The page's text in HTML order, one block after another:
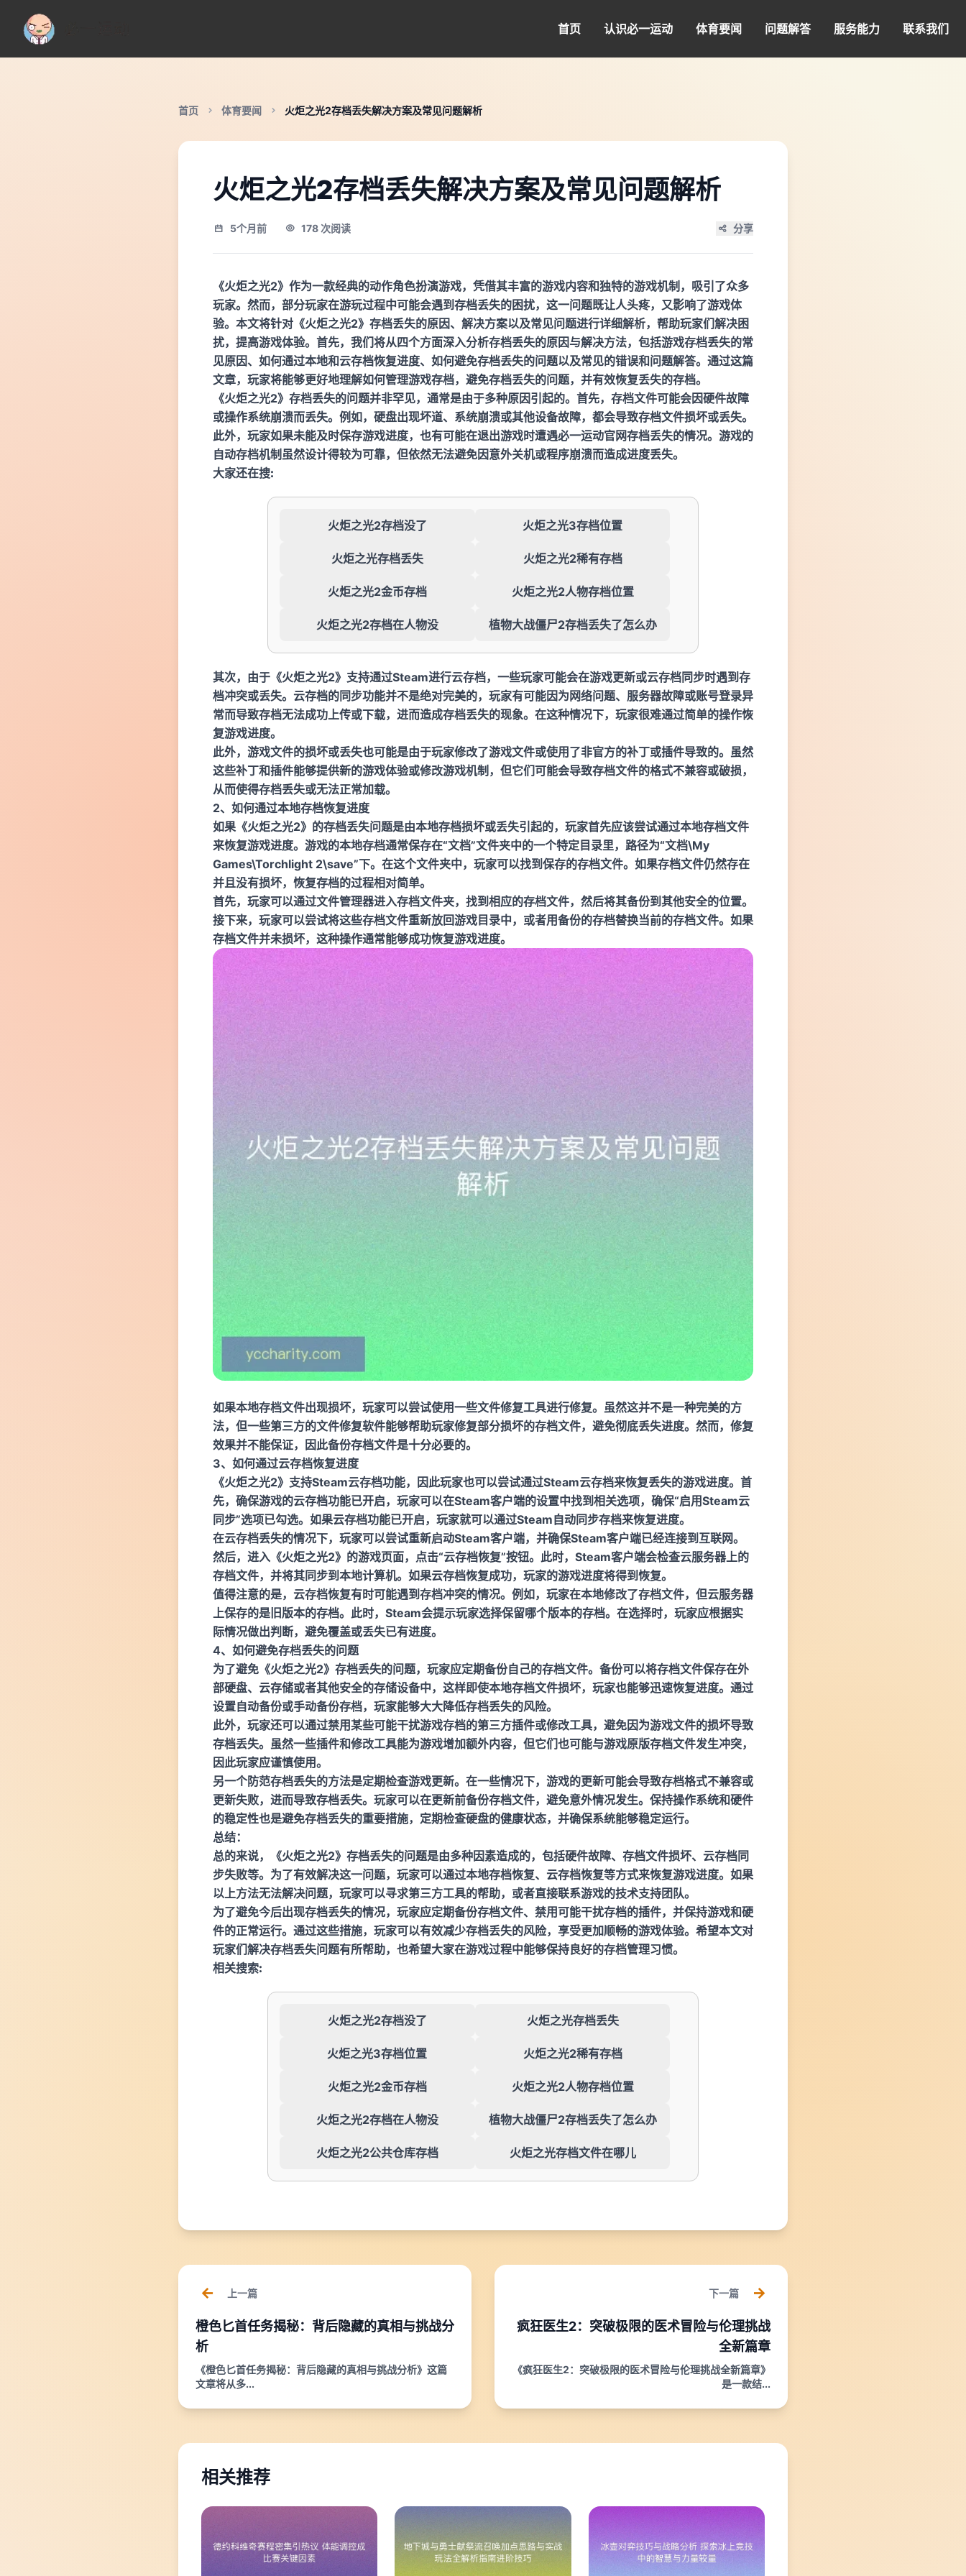
首页 认识必一运动 体育要闻 问题解答 服务能力 联系我们
首页 体育要闻 火炬之光2存档丢失解决方案及常见问题解析
火炬之光2存档丢失解决方案及常见问题解析
5个月前 178 次阅读 分享
《火炬之光2》作为一款经典的动作角色扮演游戏，凭借其丰富的游戏内容和独特的游戏机制，吸引了众多
玩家。然而，部分玩家在游玩过程中可能会遇到存档丢失的困扰，这一问题既让人头疼，又影响了游戏体
验。本文将针对《火炬之光2》存档丢失的原因、解决方案以及常见问题进行详细解析，帮助玩家们解决困
扰，提高游戏体验。首先，我们将从四个方面深入分析存档丢失的原因与解决方法，包括游戏存档丢失的常
见原因、如何通过本地和云存档恢复进度、如何避免存档丢失的问题以及常见的错误和问题解答。通过这篇
文章，玩家将能够更好地理解如何管理游戏存档，避免存档丢失的问题，并有效恢复丢失的存档。
《火炬之光2》存档丢失的问题并非罕见，通常是由于多种原因引起的。首先，存档文件可能会因硬件故障
或操作系统崩溃而丢失。例如，硬盘出现坏道、系统崩溃或其他设备故障，都会导致存档文件损坏或丢失。
此外，玩家如果未能及时保存游戏进度，也有可能在退出游戏时遭遇必一运动官网存档丢失的情况。游戏的
自动存档机制虽然设计得较为可靠，但依然无法避免因意外关机或程序崩溃而造成进度丢失。
大家还在搜:
火炬之光2存档没了 火炬之光3存档位置
火炬之光存档丢失 火炬之光2稀有存档
火炬之光2金币存档 火炬之光2人物存档位置
火炬之光2存档在人物没 植物大战僵尸2存档丢失了怎么办
其次，由于《火炬之光2》支持通过Steam进行云存档，一些玩家可能会在游戏更新或云存档同步时遇到存
档冲突或丢失。云存档的同步功能并不是绝对完美的，玩家有可能因为网络问题、服务器故障或账号登录异
常而导致存档无法成功上传或下载，进而造成存档丢失的现象。在这种情况下，玩家很难通过简单的操作恢
复游戏进度。
此外，游戏文件的损坏或丢失也可能是由于玩家修改了游戏文件或使用了非官方的补丁或插件导致的。虽然
这些补丁和插件能够提供新的游戏体验或修改游戏机制，但它们可能会导致存档文件的格式不兼容或破损，
从而使得存档丢失或无法正常加载。
2、如何通过本地存档恢复进度
如果《火炬之光2》的存档丢失问题是由本地存档损坏或丢失引起的，玩家首先应该尝试通过本地存档文件
来恢复游戏进度。游戏的本地存档通常保存在“文档”文件夹中的一个特定目录里，路径为“文档\My
Games\Torchlight 2\save”下。在这个文件夹中，玩家可以找到保存的存档文件。如果存档文件仍然存在
并且没有损坏，恢复存档的过程相对简单。
首先，玩家可以通过文件管理器进入存档文件夹，找到相应的存档文件，然后将其备份到其他安全的位置。
接下来，玩家可以尝试将这些存档文件重新放回游戏目录中，或者用备份的存档替换当前的存档文件。如果
存档文件并未损坏，这种操作通常能够成功恢复游戏进度。
如果本地存档文件出现损坏，玩家可以尝试使用一些文件修复工具进行修复。虽然这并不是一种完美的方
法，但一些第三方的文件修复软件能够帮助玩家修复部分损坏的存档文件，避免彻底丢失进度。然而，修复
效果并不能保证，因此备份存档文件是十分必要的。
3、如何通过云存档恢复进度
《火炬之光2》支持Steam云存档功能，因此玩家也可以尝试通过Steam云存档来恢复丢失的游戏进度。首
先，确保游戏的云存档功能已开启，玩家可以在Steam客户端的设置中找到相关选项，确保“启用Steam云
同步”选项已勾选。如果云存档功能已开启，玩家就可以通过Steam自动同步存档来恢复进度。
在云存档丢失的情况下，玩家可以尝试重新启动Steam客户端，并确保Steam客户端已经连接到互联网。
然后，进入《火炬之光2》的游戏页面，点击“云存档恢复”按钮。此时，Steam客户端会检查云服务器上的
存档文件，并将其同步到本地计算机。如果云存档恢复成功，玩家的游戏进度将得到恢复。
值得注意的是，云存档恢复有时可能遇到存档冲突的情况。例如，玩家在本地修改了存档文件，但云服务器
上保存的是旧版本的存档。此时，Steam会提示玩家选择保留哪个版本的存档。在选择时，玩家应根据实
际情况做出判断，避免覆盖或丢失已有进度。
4、如何避免存档丢失的问题
为了避免《火炬之光2》存档丢失的问题，玩家应定期备份自己的存档文件。备份可以将存档文件保存在外
部硬盘、云存储或者其他安全的存储设备中，这样即使本地存档文件损坏，玩家也能够迅速恢复进度。通过
设置自动备份或手动备份存档，玩家能够大大降低存档丢失的风险。
此外，玩家还可以通过禁用某些可能干扰游戏存档的第三方插件或修改工具，避免因为游戏文件的损坏导致
存档丢失。虽然一些插件和修改工具能为游戏增加额外内容，但它们也可能与游戏原版存档文件发生冲突，
因此玩家应谨慎使用。
另一个防范存档丢失的方法是定期检查游戏更新。在一些情况下，游戏的更新可能会导致存档格式不兼容或
更新失败，进而导致存档丢失。玩家可以在更新前备份存档文件，避免意外情况发生。保持操作系统和硬件
的稳定性也是避免存档丢失的重要措施，定期检查硬盘的健康状态，并确保系统能够稳定运行。
总结：
总的来说，《火炬之光2》存档丢失的问题是由多种因素造成的，包括硬件故障、存档文件损坏、云存档同
步失败等。为了有效解决这一问题，玩家可以通过本地存档恢复、云存档恢复等方式来恢复游戏进度。如果
以上方法无法解决问题，玩家可以寻求第三方工具的帮助，或者直接联系游戏的技术支持团队。
为了避免今后出现存档丢失的情况，玩家应定期备份存档文件、禁用可能干扰存档的插件，并保持游戏和硬
件的正常运行。通过这些措施，玩家可以有效减少存档丢失的风险，享受更加顺畅的游戏体验。希望本文对
玩家们解决存档丢失问题有所帮助，也希望大家在游戏过程中能够保持良好的存档管理习惯。
相关搜索:
火炬之光2存档没了 火炬之光存档丢失
火炬之光3存档位置 火炬之光2稀有存档
火炬之光2金币存档 火炬之光2人物存档位置
火炬之光2存档在人物没 植物大战僵尸2存档丢失了怎么办
火炬之光2公共仓库存档 火炬之光存档文件在哪儿
上一篇
橙色匕首任务揭秘：背后隐藏的真相与挑战分
析
《橙色匕首任务揭秘：背后隐藏的真相与挑战分析》这篇
文章将从多...
下一篇
疯狂医生2：突破极限的医术冒险与伦理挑战
全新篇章
《疯狂医生2：突破极限的医术冒险与伦理挑战全新篇章》
是一款结...
相关推荐